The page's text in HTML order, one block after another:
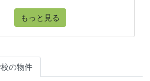
もっと見る
の物件